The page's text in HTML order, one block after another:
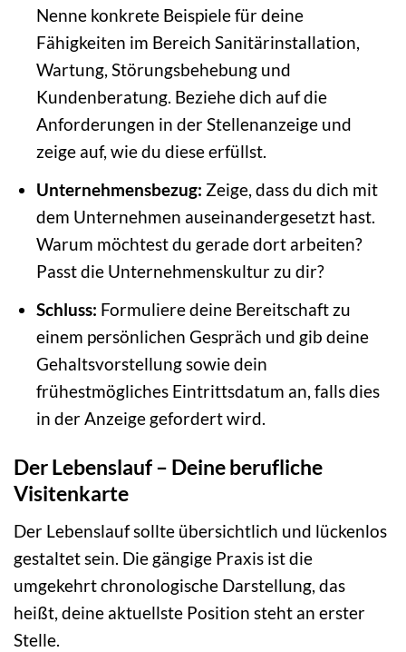
Nenne konkrete Beispiele für deine
Fähigkeiten im Bereich Sanitärinstallation,
Wartung, Störungsbehebung und
Kundenberatung. Beziehe dich auf die
Anforderungen in der Stellenanzeige und
zeige auf, wie du diese erfüllst.
Unternehmensbezug: Zeige, dass du dich mit
dem Unternehmen auseinandergesetzt hast.
Warum möchtest du gerade dort arbeiten?
Passt die Unternehmenskultur zu dir?
Schluss: Formuliere deine Bereitschaft zu
einem persönlichen Gespräch und gib deine
Gehaltsvorstellung sowie dein
frühestmögliches Eintrittsdatum an, falls dies
in der Anzeige gefordert wird.
Der Lebenslauf – Deine berufliche
Visitenkarte
Der Lebenslauf sollte übersichtlich und lückenlos
gestaltet sein. Die gängige Praxis ist die
umgekehrt chronologische Darstellung, das
heißt, deine aktuellste Position steht an erster
Stelle.